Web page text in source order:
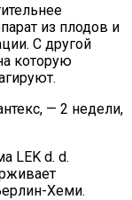
из плодов и
С другой
которую
— 2 недели,
LEK d. d.
Хеми.